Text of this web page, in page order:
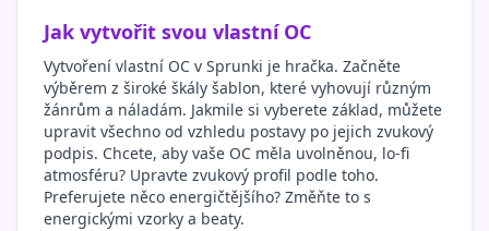
Jak vytvořit svou vlastní OC
Vytvoření vlastní OC v Sprunki je hračka. Začněte
výběrem z široké škály šablon, které vyhovují různým
žánrům a náladám. Jakmile si vyberete základ, můžete
upravit všechno od vzhledu postavy po jejich zvukový
podpis. Chcete, aby vaše OC měla uvolněnou, lo-fi
atmosféru? Upravte zvukový profil podle toho.
Preferujete něco energičtějšího? Změňte to s
energickými vzorky a beaty.